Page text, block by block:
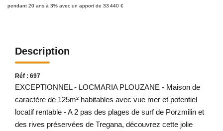
pendant 20 ans à 3% avec un apport de 33 440 €
Description
Réf : 697
EXCEPTIONNEL - LOCMARIA PLOUZANE - Maison de
caractère de 125m² habitables avec vue mer et potentiel
locatif rentable - A 2 pas des plages de surf de Porzmilin et
des rives préservées de Tregana, découvrez cette jolie